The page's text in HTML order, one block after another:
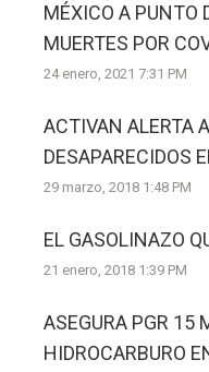
MÉXICO A PUNTO
MUERTES POR
24 enero, 2021 7:31 PM
ACTIVAN ALERTA
DESAPARECIDOS
29 marzo, 2018 1:48 PM
EL GASOLINAZO
21 enero, 2018 1:39 PM
ASEGURA PGR 15
HIDROCARBURO